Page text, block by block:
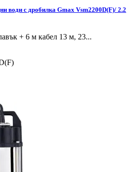
води с дробилка Gmax Vsm2200D(F)/ 2.2
+ 6 м кабел 13 м, 23...